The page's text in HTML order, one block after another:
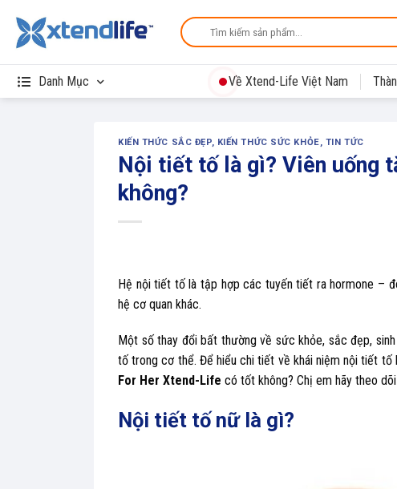
content
Danh Mục Về Xtend-Life Việt Nam
KIẾN THỨC SẮC ĐẸP, KIẾN THỨC SỨC KHỎE, TIN TỨC
Nội tiết tố là gì? Viên uống
không?
Hệ nội tiết tố là tập hợp các tuyến tiết ra hormone –
hệ cơ quan khác.
Một số thay đổi bất thường về sức khỏe, sắc đẹp,
tố trong cơ thể. Để hiểu chi tiết về khái niệm nội tiết tố
For Her Xtend-Life có tốt không? Chị em hãy theo
Nội tiết tố nữ là gì?